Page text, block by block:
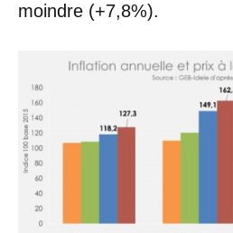
moindre (+7,8%).